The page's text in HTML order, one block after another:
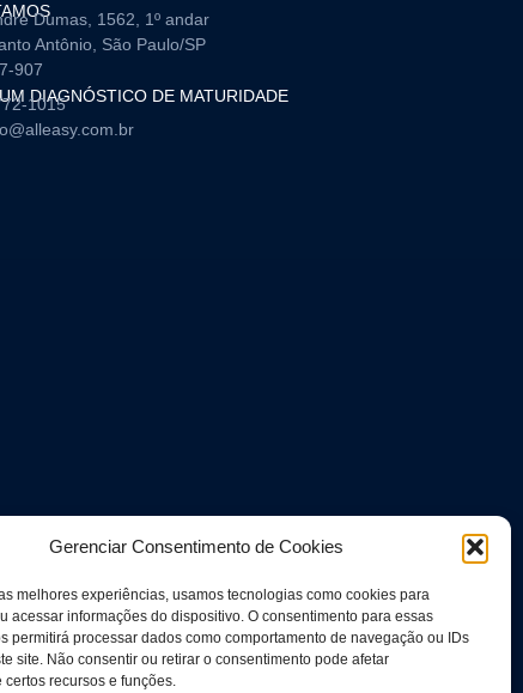
Gerenciar Consentimento de Cookies
melhores experiências, usamos tecnologias como cookies para
acessar informações do dispositivo. O consentimento para essas
permitirá processar dados como comportamento de navegação ou IDs
site. Não consentir ou retirar o consentimento pode afetar
certos recursos e funções.
Dumas, 1562, 1º andar
Antônio, São Paulo/SP
907
DIAGNÓSTICO DE MATURIDADE
1015